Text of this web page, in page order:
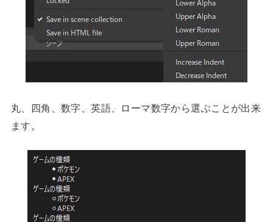
丸、四角、数字、英語、ローマ数字から選ぶことが出来
ます。